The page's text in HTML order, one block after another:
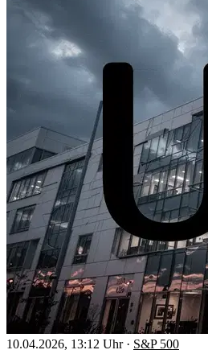
10.04.2026, 13:12 Uhr · S&P 500